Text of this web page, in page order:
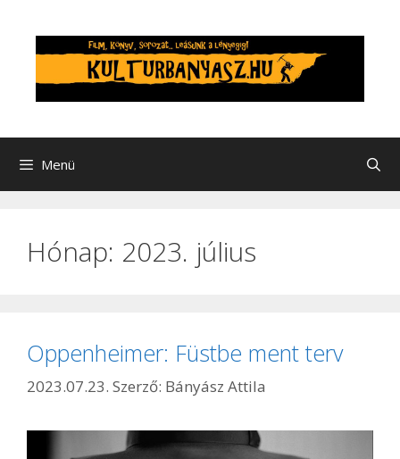
tartalomba
Menü
Hónap: 2023. július
Oppenheimer: Füstbe ment terv
2023.07.23. Szerző: Bányász Attila